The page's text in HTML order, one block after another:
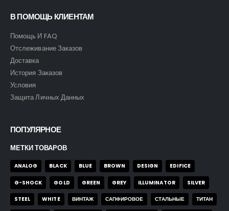
В ПОМОЩЬ КЛИЕНТАМ
Помощь И FAQ
Отслеживание Заказов
Доставка
История Заказов
Условия
Защита Личных Данных
ПОПУЛЯРНОЕ
МЕТКИ ТОВАРОВ
ANALOG BLACK BLUE BROWN DESIGN EDIFICE
G-SHOCK GOLD GREEN GREY ILLUMINATOR SILVER
STEEL WHITE ВИНТАЖ САПФИРОВОЕ СТАЛЬНЫЕ ТИТАН